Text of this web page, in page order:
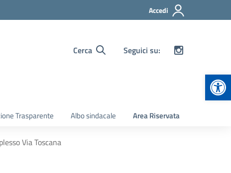
Accedi
Cerca Seguici su:
Trasparente Albo sindacale Area Riservata
Via Toscana